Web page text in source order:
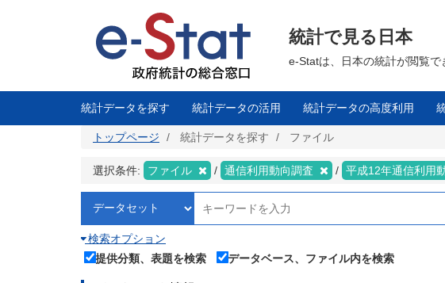
に
統計で見る日本
e-Statは、日本の統計が閲覧
統計データを探す 統計データの活用 統計データの高度利用
トップページ 統計データを探す ファイル
選択条件: ファイル 通信利用動向調査 平成12年通信利用
検索オプション
提供分類、表題を検索
データベース、ファイル内を検索